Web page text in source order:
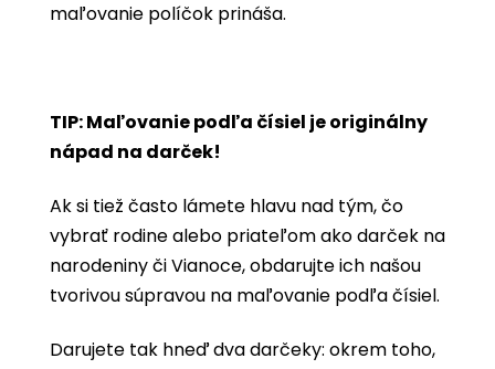
maľovanie políčok prináša.
TIP: Maľovanie podľa čísiel je originálny
nápad na darček!
Ak si tiež často lámete hlavu nad tým, čo
vybrať rodine alebo priateľom ako darček na
narodeniny či Vianoce, obdarujte ich našou
tvorivou súpravou na maľovanie podľa čísiel.
Darujete tak hneď dva darčeky: okrem toho,